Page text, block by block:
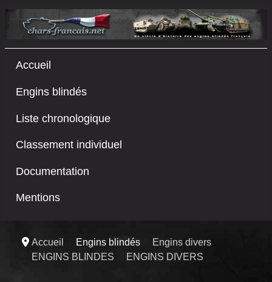
Accueil
Engins blindés
Liste chronologique
Classement individuel
Documentation
Mentions
Accueil Engins blindés
Engins divers
ENGINS BLINDES
ENGINS DIVERS